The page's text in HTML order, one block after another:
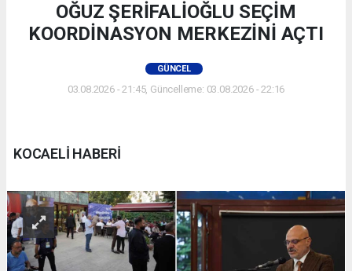
OĞUZ ŞERİFALİOĞLU SEÇİM
KOORDİNASYON MERKEZİNİ AÇTI
GÜNCEL
03.08.2026 - 21:45, Güncelleme: 03.08.2026 - 22:16
KOCAELİ HABERİ